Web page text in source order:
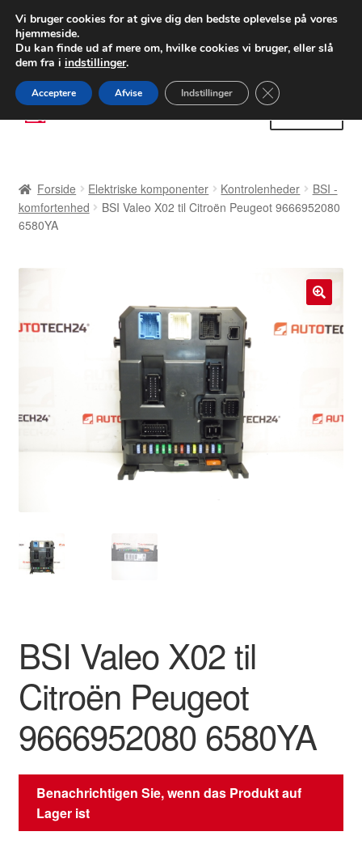
LEVERING fra 55 kr.
FEDEX verdensomspændende forsendelse
80 82 72 02
Spring
til
Spring
til
Betalinger
Klageprocedure
Kurv
Om os
Forside Elektriske komponenter Kontrolenheder
BSI -
komfortenhed
BSI Valeo X02 til Citroën Peugeot 9666952080
6580YA
BSI Valeo X02 til
Citroën Peugeot
9666952080 6580YA
Benachrichtigen Sie, wenn das Produkt auf
Lager ist
Vi bruger cookies for at give dig den bedste oplevelse på vores
hjemmeside.
Du kan finde ud af mere om, hvilke cookies vi bruger, eller slå
dem fra i indstillinger.
Acceptere Afvise Indstillinger Close GDPR